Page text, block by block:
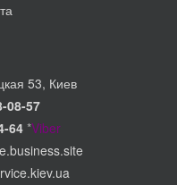
53, Киев
08-57
64*Viber